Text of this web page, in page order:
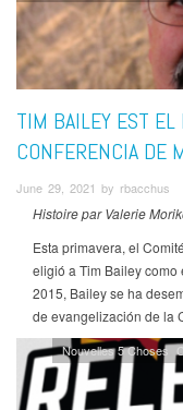
TIM BAILEY EST EL
CONFERENCIA DE
June 29, 2021 by rbacchus
Histoire par Valerie
Esta primavera, el
eligió a Tim Bailey
2015, Bailey se ha
de evangelización de la
Nouvelles 5 Choses